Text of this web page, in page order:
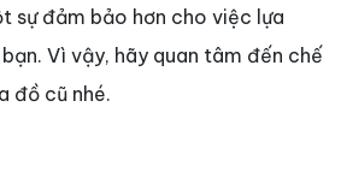
sự đảm bảo hơn cho việc lựa
Vì vậy, hãy quan tâm đến chế
đồ cũ nhé.